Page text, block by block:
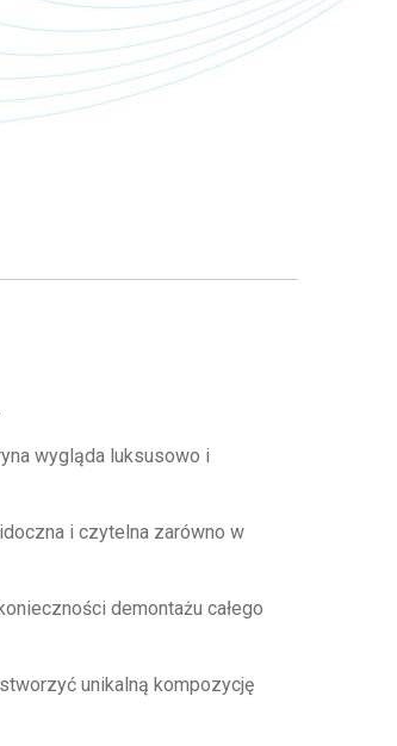
wygląda luksusowo i
i czytelna zarówno w
demontażu całego
unikalną kompozycję